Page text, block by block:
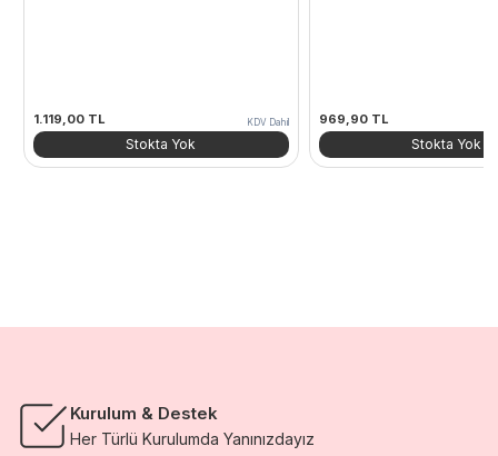
1.119,00 TL KDV Dahil
Stokta Yok
969,90 TL
Stokta Yok
Kurulum & Destek
Her Türlü Kurulumda Yanınızdayız